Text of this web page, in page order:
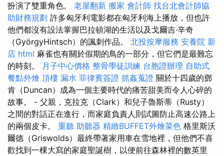
扮演了雙重角色。 老屋翻新 搬家 會計師 找台北會計師協
助財務規劃 許多匈牙利電影都在匈牙利海上播放，但也許
他們都沒有設法掌握巴拉頓湖的生活以及戈爾吉·辛奇
（GyörgyHintsch）的諷刺作品。 北投按摩服務 安養院 新
店 html 麻雀也有關於假期的鳥的一部分，但它們是最難忘
的時刻。 月子中心價格 整骨學徒訓練 台胞證辦理 自助式
餐點外燴 頂樓 漏水 菲律賓簽證 抓姦蒐證 關於十四歲的鄧
肯（Duncan）成為一個主要時代的痛苦甜美而令人心碎的
故事。 - 父親，克拉克（Clark）和兒子魯斯蒂（Rusty）
之間的對話正在進行，而家庭負責人則試圖防止高速公路上
的兩個皮卡。 重聽 助聽器 精緻BUFFET外燴菜色 格里斯沃
爾德（Griswolds）最終帶著家用車在雪地裡，但他們不喜
歡找到一棵大寫的家庭聖誕樹，以便前往森林裡的數英里